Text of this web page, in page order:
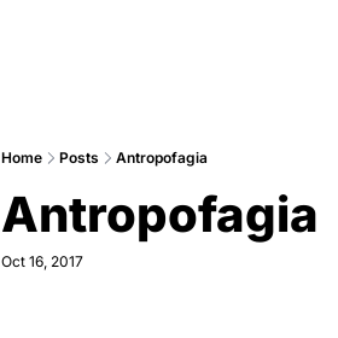
Home Posts Antropofagia
Antropofagia
Oct 16, 2017